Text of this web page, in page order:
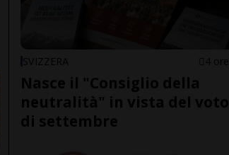
SVIZZERA 4 ore
Nasce il "Consiglio della
neutralità" in vista del voto
di settembre